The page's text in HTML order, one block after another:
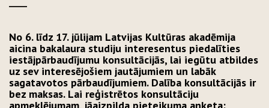
No 6. līdz 17. jūlijam Latvijas Kultūras akadēmija
aicina bakalaura studiju interesentus piedalīties
iestājpārbaudījumu konsultācijās, lai iegūtu atbildes
uz sev interesējošiem jautājumiem un labāk
sagatavotos pārbaudījumiem. Dalība konsultācijās ir
bez maksas. Lai reģistrētos konsultāciju